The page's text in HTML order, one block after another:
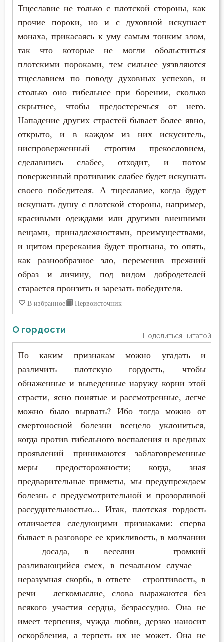
Монастырь
Монах
Мудрость
Мысли
Начальство
Оскорбление
Память
Подвиг
Помощь Божия
Послушание
Пост
Причастие
Промысел Божий
Святость
Священники
Смирение
Смысл жизни
Совершенство
Сребролюбие
Суета
Григорий Палама
Григорий Синаит
Григорий Чудотворец
Димитрий Ростовский
Дионисий Ареопагит
Ерм
Ефрем Сирин
Зосима Палестинский
Иаков Низибийский
Игнатий Брянчанинов
Иероним Стридонский
Илия Екдик
Иоанн (Максимович)
Иоанн Златоуст
Иоанн Карпафский
Иоанн Кассиан Римлянин
Иоанн Кронштадтский
Иоанн Лествичник
Иоанн Мосх
Ириней Лионский
Исаак Сирин Ниневийский
Исидор Пелусиот
Исихий Иерусалимский
Тщеславие не только с плотской стороны, как
прочие пороки, но и с духовной искушает
монаха, прикасаясь к уму самым тонким злом,
так что которые не могли обольститься
плотскими пороками, тем сильнее уязвляются
тщеславием по поводу духовных успехов, и
столько оно гибельнее при борении, сколько
скрытнее, чтобы предостеречься от него.
Нападение других страстей бывает более явно,
открыто, и в каждом из них искуситель,
ниспроверженный строгим прекословием,
сделавшись слабее, отходит, и потом
поверженный противник слабее будет искушать
своего победителя. А тщеславие, когда будет
искушать душу с плотской стороны, например,
красивыми одеждами или другими внешними
вещами, принадлежностями, преимуществами,
и щитом пререкания будет прогнана, то опять,
как разнообразное зло, переменив прежний
образ и личину, под видом добродетелей
старается пронзить и зарезать победителя.
В избранное Первоисточник
О гордости
Поделиться цитатой
По каким признакам можно угадать и
различить плотскую гордость, чтобы
обнаженные и выведенные наружу корни этой
страсти, ясно понятые и рассмотренные, легче
можно было вырвать? Ибо тогда можно от
смертоносной болезни всецело уклониться,
когда против гибельного воспаления и вредных
проявлений принимаются заблаговременные
меры предосторожности; когда, зная
предварительные приметы, мы предупреждаем
болезнь с предусмотрительной и прозорливой
рассудительностью... Итак, плотская гордость
отличается следующими признаками: сперва
бывает в разговоре ее крикливость, в молчании
— досада, в веселии — громкий
разливающийся смех, в печальном случае —
неразумная скорбь, в ответе – строптивость, в
речи – легкомыслие, слова выражаются без
всякого участия сердца, безрассудно. Она не
имеет терпения, чужда любви, дерзко наносит
оскорбления, а терпеть их не может. Она не